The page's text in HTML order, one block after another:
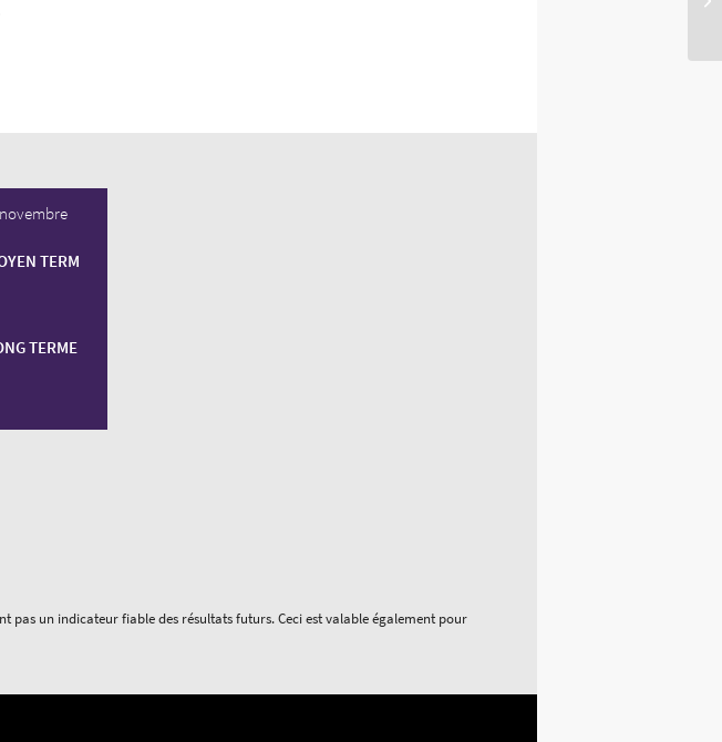
TERM
TERME
pas un indicateur fiable des résultats futurs. Ceci est valable également pour
la conformité avec les réglementations. Personnalisez vos préférences pour